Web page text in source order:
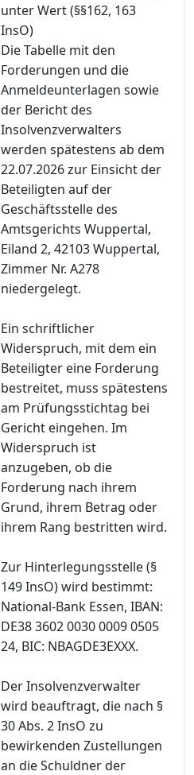
unter Wert (§§162, 163
InsO)
Die Tabelle mit den
Forderungen und die
Anmeldeunterlagen sowie
der Bericht des
Insolvenzverwalters
werden spätestens ab dem
22.07.2026 zur Einsicht der
Beteiligten auf der
Geschäftsstelle des
Amtsgerichts Wuppertal,
Eiland 2, 42103 Wuppertal,
Zimmer Nr. A278
niedergelegt.
Ein schriftlicher
Widerspruch, mit dem ein
Beteiligter eine Forderung
bestreitet, muss spätestens
am Prüfungsstichtag bei
Gericht eingehen. Im
Widerspruch ist
anzugeben, ob die
Forderung nach ihrem
Grund, ihrem Betrag oder
ihrem Rang bestritten wird.
Zur Hinterlegungsstelle (§
149 InsO) wird bestimmt:
National-Bank Essen, IBAN:
DE38 3602 0030 0009 0505
24, BIC: NBAGDE3EXXX.
Der Insolvenzverwalter
wird beauftragt, die nach §
30 Abs. 2 InsO zu
bewirkenden Zustellungen
an die Schuldner der